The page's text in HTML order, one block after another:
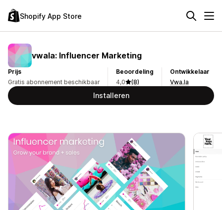
Shopify App Store
vwala: Influencer Marketing
Prijs
Gratis abonnement beschikbaar
Beoordeling
4,0
(8)
Ontwikkelaar
Vwa.la
Installeren